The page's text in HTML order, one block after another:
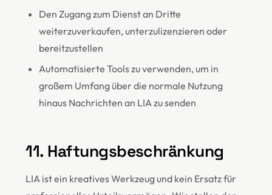
Den Zugang zum Dienst an Dritte
weiterzuverkaufen, unterzulizenzieren oder
bereitzustellen
Automatisierte Tools zu verwenden, um in
großem Umfang über die normale Nutzung
hinaus Nachrichten an LIA zu senden
11. Haftungsbeschränkung
LIA ist ein kreatives Werkzeug und kein Ersatz für